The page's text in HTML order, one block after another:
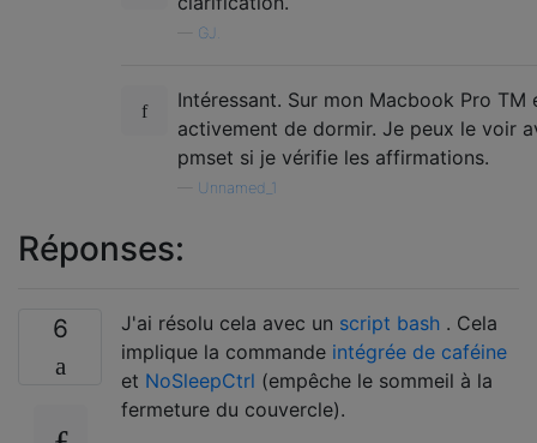
GJ.
Intéressant. Sur mon Macbook Pro TM
activement de dormir. Je peux le voir
pmset si je vérifie les affirmations.
Unnamed_1
Réponses:
6 J'ai résolu cela avec un script bash . Cela
implique la commande intégrée de caféine
et NoSleepCtrl (empêche le sommeil à la
fermeture du couvercle).